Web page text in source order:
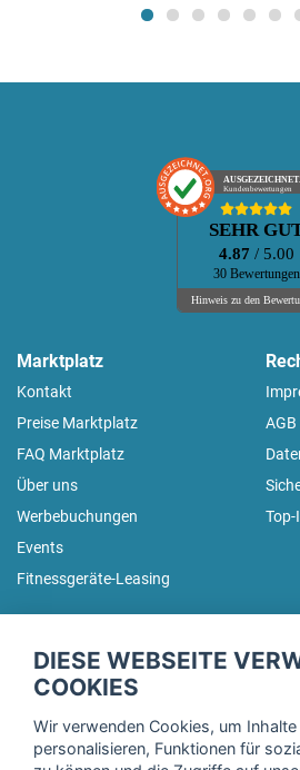
AUSGEZEICHNET
Kundenbewertungen
SEHR
4.87 / 5.00
30 Bewertungen
Hinweis zu den
Marktplatz
Kontakt
Preise Marktplatz
FAQ Marktplatz
Über uns
Werbebuchungen
Events
Fitnessgeräte-Leasing
AGB
Trage dich hier für unseren Newsletter
DIESE WEBSEITE
COOKIES
Wir verwenden Cookies, um
personalisieren, Funktionen für